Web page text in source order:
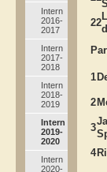
Intern
2016-
2017
Intern
2017-
2018
Intern
2018-
2019
Intern
2019-
2020
Intern
2020-
22
1
2
3
4